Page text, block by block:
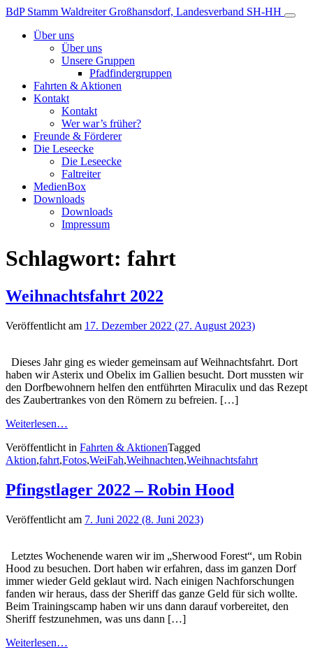
Zum
BdP Stamm Waldreiter Großhansdorf, Landesverband SH-HH
Über uns
Über uns
Unsere Gruppen
Pfadfindergruppen
Fahrten & Aktionen
Kontakt
Kontakt
Wer war’s früher?
Freunde & Förderer
Die Leseecke
Die Leseecke
Faltreiter
MedienBox
Downloads
Downloads
Impressum
Schlagwort: fahrt
Weihnachtsfahrt 2022
Veröffentlicht am 17. Dezember 2022 (27. August 2023)
Dieses Jahr ging es wieder gemeinsam auf Weihnachtsfahrt. Dort
haben wir Asterix und Obelix im Gallien besucht. Dort mussten wir
den Dorfbewohnern helfen den entführten Miraculix und das Rezept
des Zaubertrankes von den Römern zu befreien. […]
Weiterlesen…
Veröffentlicht in Fahrten & AktionenTagged
Aktion,fahrt,Fotos,WeiFah,Weihnachten,Weihnachtsfahrt
Pfingstlager 2022 – Robin Hood
Veröffentlicht am 7. Juni 2022 (8. Juni 2023)
Letztes Wochenende waren wir im „Sherwood Forest“, um Robin
Hood zu besuchen. Dort haben wir erfahren, dass im ganzen Dorf
immer wieder Geld geklaut wird. Nach einigen Nachforschungen
fanden wir heraus, dass der Sheriff das ganze Geld für sich wollte.
Beim Trainingscamp haben wir uns dann darauf vorbereitet, den
Sheriff festzunehmen, was uns dann […]
Weiterlesen…